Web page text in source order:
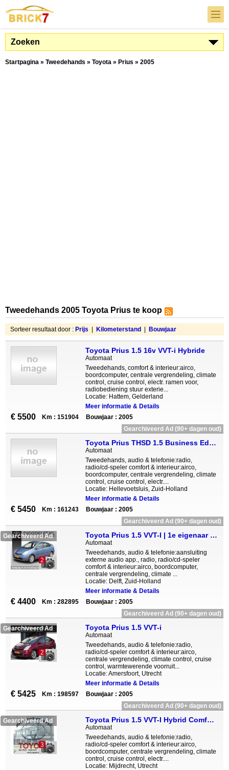
Zoeken
Startpagina » Tweedehands » Toyota » Prius » 2005
Tweedehands 2005 Toyota Prius te koop
Sorteer resultaat door : Prijs Kilometerstand Bouwjaar
Toyota Prius 1.5 16v VVT-i Hybride
Automaat
Tweedehands, comfort & interieur:airco,
boordcomputer, centrale vergrendeling, climate
control, cruise control, electr. ramen voor,
radiobediening stuur exterie...
Locatie: Hattem, Gelderland
Meer informatie & Details
€ 5500 Km : 151904
Bouwjaar : 2005
Gearchiveerd Ad (90+ dagen oud)
Toyota Prius THSD 1.5 Business Edition CVT-aut Navi
Automaat
Tweedehands, audio & telefonie:radio,
radio/cd-speler comfort & interieur:airco,
boordcomputer, centrale vergrendeling, climate
control, cruise control, electr....
Locatie: Hellevoetsluis, Zuid-Holland
Meer informatie & Details
€ 5450 Km : 161243
Bouwjaar : 2005
Gearchiveerd Ad (90+ dagen oud)
Gearchiveerd Ad
2
Toyota Prius 1.5 VVT-I | 1e eigenaar | Park.sens. | Cruise-ctrl | Fietsendragerbeugel
Automaat
Tweedehands, audio & telefonie:aansluiting
externe audio app., radio, radio/cd-speler
comfort & interieur:airco, boordcomputer,
centrale vergrendeling, climate ...
Locatie: Delft, Zuid-Holland
Meer informatie & Details
€ 4400 Km : 282895
Bouwjaar : 2005
Gearchiveerd Ad (90+ dagen oud)
Gearchiveerd Ad
2
Toyota Prius 1.5 VVT-i
Automaat
Tweedehands, audio & telefonie:radio,
radio/cd-speler comfort & interieur:airco,
centrale vergrendeling, climate control, cruise
control, warmtewerende voorruit...
Locatie: Amersfoort, Utrecht
Meer informatie & Details
€ 5425 Km : 198597
Bouwjaar : 2005
Gearchiveerd Ad (90+ dagen oud)
Gearchiveerd Ad
3
Toyota Prius 1.5 VVT-I Hybrid Comfort, Lage Km! 1ste Eigenaar
Automaat
Tweedehands, audio & telefonie:radio,
radio/cd-speler comfort & interieur:airco,
boordcomputer, centrale vergrendeling, climate
control, cruise control, electr....
Locatie: Mijdrecht, Utrecht